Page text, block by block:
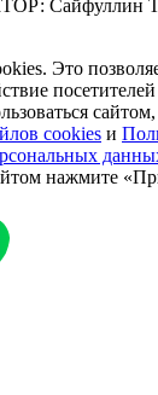
Сайфуллин
Это
cookies и
нажмите